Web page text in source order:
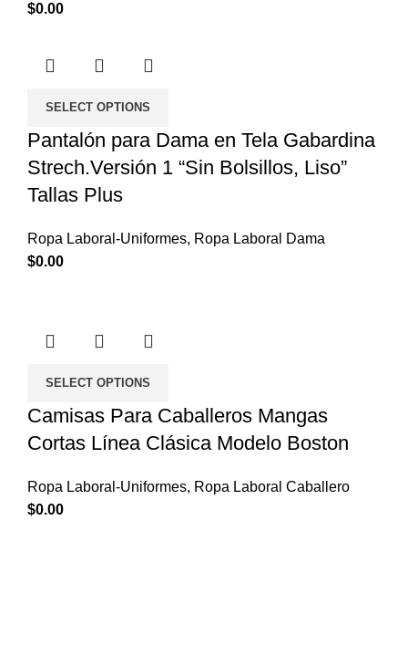
$0.00
SELECT OPTIONS
Pantalón para Dama en Tela Gabardina
Strech.Versión 1 “Sin Bolsillos, Liso”
Tallas Plus
Ropa Laboral-Uniformes, Ropa Laboral Dama
$0.00
SELECT OPTIONS
Camisas Para Caballeros Mangas
Cortas Línea Clásica Modelo Boston
Ropa Laboral-Uniformes, Ropa Laboral Caballero
$0.00